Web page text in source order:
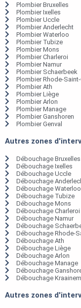
Plombier Bruxelles
Plombier Ixelles
Plombier Uccle
Plombier Anderlecht
Plombier Waterloo
Plombier Tubize
Plombier Mons
Plombier Charleroi
Plombier Namur
Plombier Schaerbeek
Plombier Rhode-
Plombier Ath
Plombier Liège
Plombier Arlon
Plombier Manage
Plombier Ganshoren
Plombier Genval
Autres zones
Débouchage Bruxelles
Débouchage Ixelles
Débouchage Uccle
Débouchage
Débouchage Waterloo
Débouchage Tubize
Débouchage Mons
Débouchage Charleroi
Débouchage Namur
Débouchage
Débouchage Rhode-
Débouchage Ath
Débouchage Liège
Débouchage Arlon
Débouchage Manage
Débouchage
Débouchage Kraainem
Autres zones